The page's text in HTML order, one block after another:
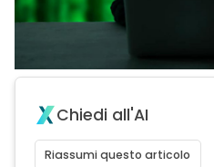
Chiedi all'AI
Riassumi questo articolo